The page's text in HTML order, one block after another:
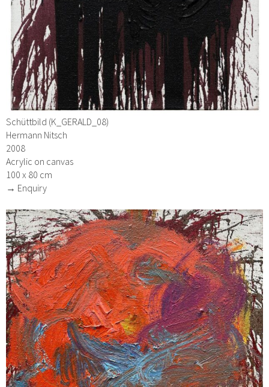
Schüttbild (K_GERALD_08)
Hermann Nitsch
2008
Acrylic on canvas
100 x 80 cm
→ Enquiry